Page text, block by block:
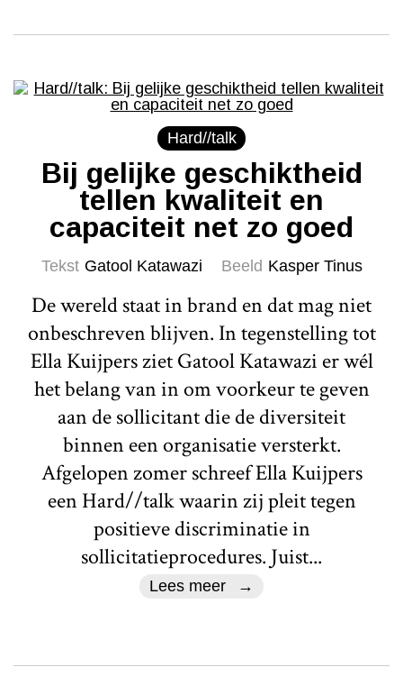
Hard//talk
Bij gelijke geschiktheid
tellen kwaliteit en
capaciteit net zo goed
Tekst Gatool Katawazi Beeld Kasper Tinus
De wereld staat in brand en dat mag niet
onbeschreven blijven. In tegenstelling tot
Ella Kuijpers ziet Gatool Katawazi er wél
het belang van in om voorkeur te geven
aan de sollicitant die de diversiteit
binnen een organisatie versterkt.
Afgelopen zomer schreef Ella Kuijpers
een Hard//talk waarin zij pleit tegen
positieve discriminatie in
sollicitatieprocedures. Juist...
Lees meer